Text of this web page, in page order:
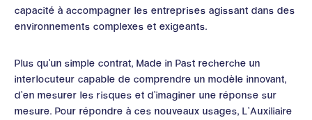
capacité à accompagner les entreprises agissant dans des
environnements complexes et exigeants.
Plus qu’un simple contrat, Made in Past recherche un
interlocuteur capable de comprendre un modèle innovant,
d’en mesurer les risques et d’imaginer une réponse sur
mesure. Pour répondre à ces nouveaux usages, L’Auxiliaire